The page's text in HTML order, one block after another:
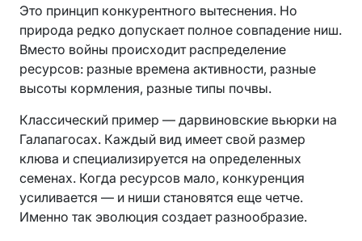
Это принцип конкурентного вытеснения. Но
природа редко допускает полное совпадение ниш.
Вместо войны происходит распределение
ресурсов: разные времена активности, разные
высоты кормления, разные типы почвы.
Классический пример — дарвиновские вьюрки на
Галапагосах. Каждый вид имеет свой размер
клюва и специализируется на определенных
семенах. Когда ресурсов мало, конкуренция
усиливается — и ниши становятся еще четче.
Именно так эволюция создает разнообразие.